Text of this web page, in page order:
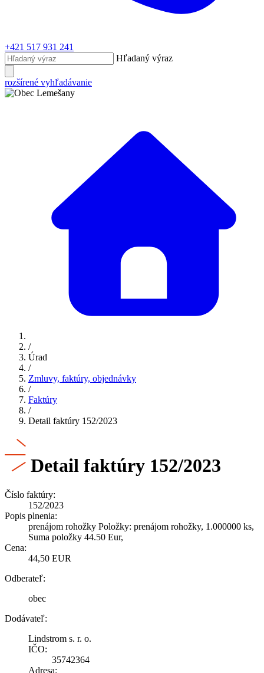
+421 517 931 241
Hľadaný výraz
rozšírené vyhľadávanie
/
Úrad
/
Zmluvy, faktúry, objednávky
/
Faktúry
/
Detail faktúry 152/2023
Detail faktúry 152/2023
Číslo faktúry:
152/2023
Popis plnenia:
prenájom rohožky Položky: prenájom rohožky, 1.000000 ks,
Suma položky 44.50 Eur,
Cena:
44,50 EUR
Odberateľ:
obec
Dodávateľ:
Lindstrom s. r. o.
IČO:
35742364
Adresa: